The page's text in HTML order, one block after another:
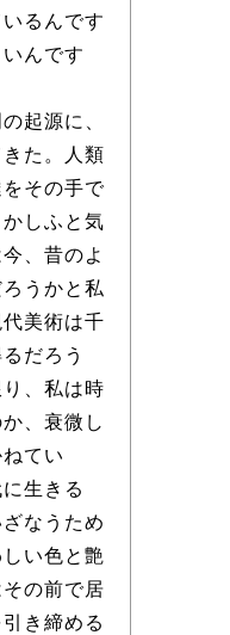
るんです
んです
起源に、
た。人類
その手で
しふと気
、昔のよ
うかと私
美術は千
だろう
、私は時
、衰微し
てい
生きる
なうため
い色と艶
の前で居
き締める